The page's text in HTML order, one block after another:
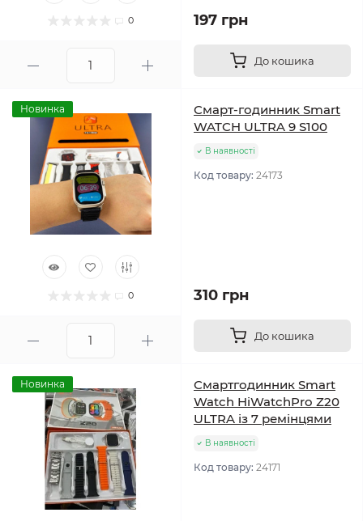
0 197 грн
До кошика
Новинка
0
Смарт-годинник Smart
WATCH ULTRA 9 S100
В наявності
Код товару: 24173
310 грн
До кошика
Новинка
Смартгодинник Smart
Watch HiWatchPro Z20
ULTRA із 7 ремінцями
В наявності
Код товару: 24171